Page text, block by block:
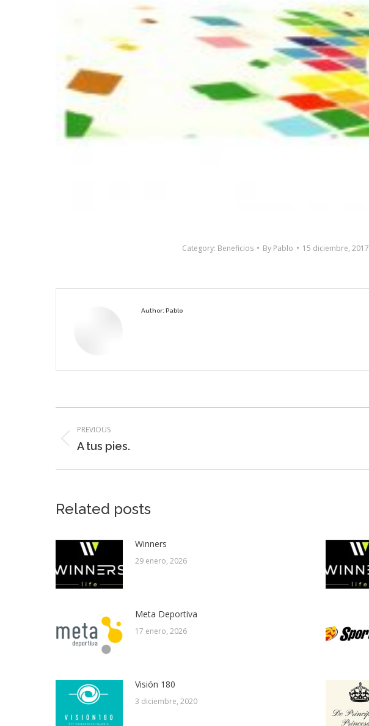
Category: Beneficios By Pablo 15 diciembre, 2017
Author: Pablo
navigation
PREVIOUS
Previous
A tus pies.
Related posts
Winners
29 enero, 2026
Meta Deportiva
17 enero, 2026
Visión 180
3 diciembre, 2020